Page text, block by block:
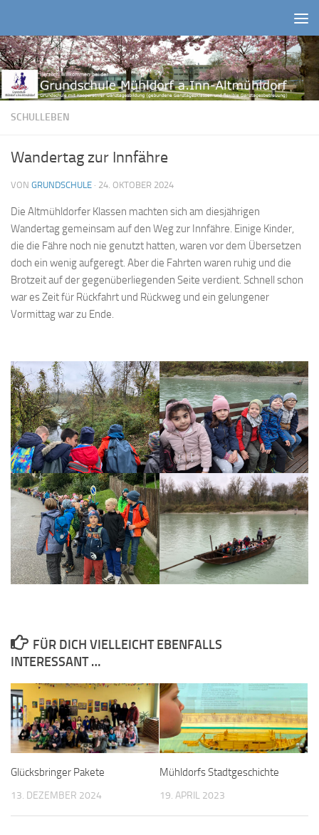
SCHULLEBEN
Wandertag zur Innfähre
VON GRUNDSCHULE · 24. OKTOBER 2024
Die Altmühldorfer Klassen machten sich am diesjährigen
Wandertag gemeinsam auf den Weg zur Innfähre. Einige Kinder,
die die Fähre noch nie genutzt hatten, waren vor dem Übersetzen
doch ein wenig aufgeregt. Aber die Fahrten waren ruhig und die
Brotzeit auf der gegenüberliegenden Seite verdient. Schnell schon
war es Zeit für Rückfahrt und Rückweg und ein gelungener
Vormittag war zu Ende.
FÜR DICH VIELLEICHT EBENFALLS
INTERESSANT …
Glücksbringer Pakete
13. DEZEMBER 2024
Mühldorfs Stadtgeschichte
19. APRIL 2023